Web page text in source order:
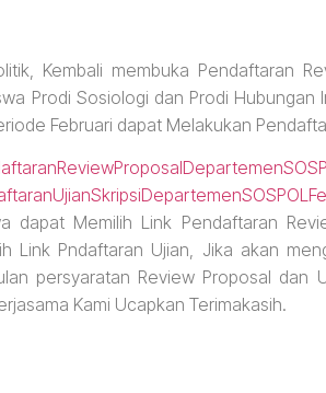
Kembali membuka Pendaftaran
Prodi Sosiologi dan Prodi
Februari dapat Melakukan
dapat Memilih Link Pendaftaran
Link Pndaftaran Ujian, Jika akan
persyaratan Review Proposal dan
Kami Ucapkan Terimakasih.